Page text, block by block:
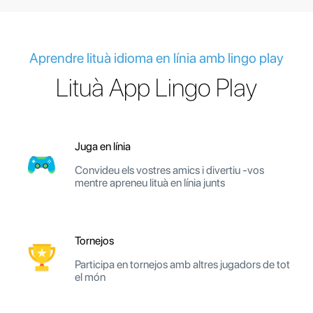
Aprendre lituà idioma en línia amb lingo play
Lituà App Lingo Play
Juga en línia
Convideu els vostres amics i divertiu -vos
mentre apreneu lituà en línia junts
Tornejos
Participa en tornejos amb altres jugadors de tot
el món